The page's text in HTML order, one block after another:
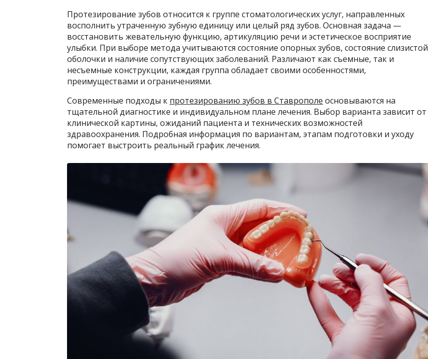
Протезирование зубов относится к группе стоматологических услуг, направленных
восполнить утраченную зубную единицу или целый ряд зубов. Основная задача —
восстановить жевательную функцию, артикуляцию речи и эстетическое восприятие
улыбки. При выборе метода учитываются состояние опорных зубов, состояние слизистой
оболочки и наличие сопутствующих заболеваний. Различают как съемные, так и
несъемные конструкции, каждая группа обладает своими особенностями,
преимуществами и ограничениями.
Современные подходы к протезированию зубов в Ставрополе основываются на
тщательной диагностике и индивидуальном плане лечения. Выбор варианта зависит от
клинической картины, ожиданий пациента и технических возможностей
здравоохранения. Подробная информация по вариантам, этапам подготовки и уходу
помогает выстроить реальный график лечения.